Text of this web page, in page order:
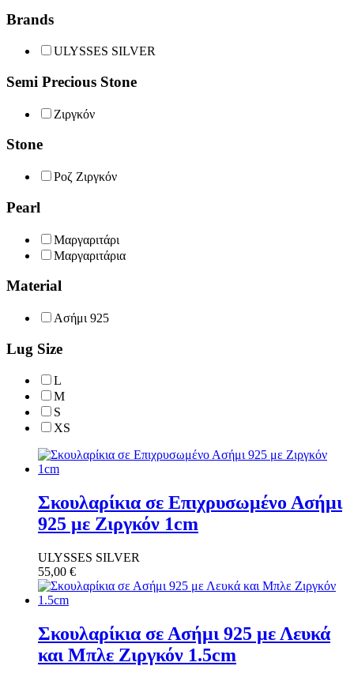
Brands
ULYSSES SILVER
Semi Precious Stone
Ζιργκόν
Stone
Ροζ Ζιργκόν
Pearl
Μαργαριτάρι
Μαργαριτάρια
Material
Ασήμι 925
Lug Size
L
M
S
XS
Σκουλαρίκια σε Επιχρυσωμένο Ασήμι
925 με Ζιργκόν 1cm
ULYSSES SILVER
55,00 €
Σκουλαρίκια σε Ασήμι 925 με Λευκά
και Μπλε Ζιργκόν 1.5cm